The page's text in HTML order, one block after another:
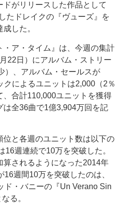
がリリースした作品として
たドレイクの『ヴューズ』を
した。
ア・タイム』は、今週の集計
22日）にアルバム・ストリー
）、アルバム・セールスが
によるユニットは2,000（2％
合計110,000ユニットを獲得
は全36曲で1億3,904万回を記
と各週のユニット数は以下の
16週連続で10万を突破した。
算されるようになった2014年
週間10万を突破したのは、
ド・バニーの『Un Verano Sin
る。